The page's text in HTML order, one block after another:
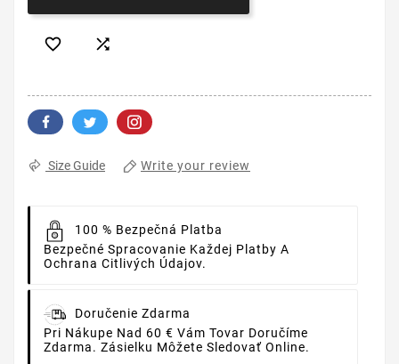
 
Size Guide Write your review
100 % Bezpečná Platba
Bezpečné Spracovanie Každej Platby A
Ochrana Citlivých Údajov.
Doručenie Zdarma
Pri Nákupe Nad 60 € Vám Tovar Doručíme
Zdarma. Zásielku Môžete Sledovať Online.